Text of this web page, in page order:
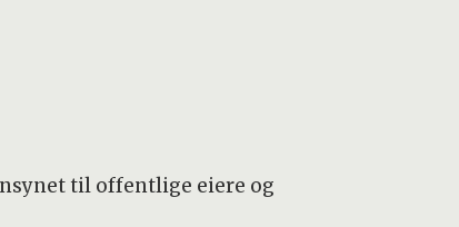
til offentlige eiere og